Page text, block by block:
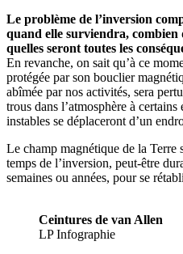
Le problème de l’inversion
quand elle surviendra, combien
quelles seront toutes les
En revanche, on sait qu’à ce
protégée par son bouclier
abîmée par nos activités, sera
trous dans l’atmosphère à
instables se déplaceront d’un
Le champ magnétique de la Terre
temps de l’inversion, peut-être
semaines ou années, pour se
Ceintures de van Allen
LP Infographie